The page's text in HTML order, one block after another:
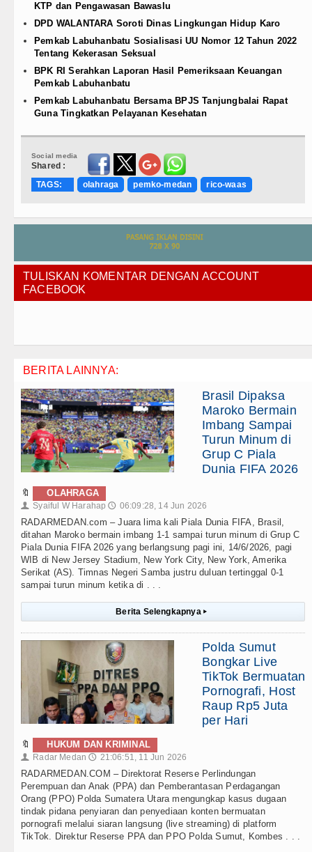
KTP dan Pengawasan Bawaslu
DPD WALANTARA Soroti Dinas Lingkungan Hidup Karo
Pemkab Labuhanbatu Sosialisasi UU Nomor 12 Tahun 2022
Tentang Kekerasan Seksual
BPK RI Serahkan Laporan Hasil Pemeriksaan Keuangan
Pemkab Labuhanbatu
Pemkab Labuhanbatu Bersama BPJS Tanjungbalai Rapat
Guna Tingkatkan Pelayanan Kesehatan
Social media
Shared :
TAGS:
olahraga pemko-medan rico-waas
TULISKAN KOMENTAR DENGAN ACCOUNT
FACEBOOK
BERITA LAINNYA:
Brasil Dipaksa
Maroko Bermain
Imbang Sampai
Turun Minum di
Grup C Piala
Dunia FIFA 2026
🔖 OLAHRAGA
👤 Syaiful W Harahap 🕔 06:09:28, 14 Jun 2026
RADARMEDAN.com – Juara lima kali Piala Dunia FIFA, Brasil,
ditahan Maroko bermain imbang 1-1 sampai turun minum di Grup C
Piala Dunia FIFA 2026 yang berlangsung pagi ini, 14/6/2026, pagi
WIB di New Jersey Stadium, New York City, New York, Amerika
Serikat (AS). Timnas Negeri Samba justru duluan tertinggal 0-1
sampai turun minum ketika di . . .
Berita Selengkapnya ▸
Polda Sumut
Bongkar Live
TikTok Bermuatan
Pornografi, Host
Raup Rp5 Juta
per Hari
🔖 HUKUM DAN KRIMINAL
👤 Radar Medan 🕔 21:06:51, 11 Jun 2026
RADARMEDAN.COM – Direktorat Reserse Perlindungan
Perempuan dan Anak (PPA) dan Pemberantasan Perdagangan
Orang (PPO) Polda Sumatera Utara mengungkap kasus dugaan
tindak pidana penyiaran dan penyediaan konten bermuatan
pornografi melalui siaran langsung (live streaming) di platform
TikTok. Direktur Reserse PPA dan PPO Polda Sumut, Kombes . . .